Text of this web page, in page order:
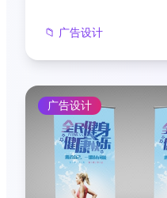
📁 广告设计
广告设计